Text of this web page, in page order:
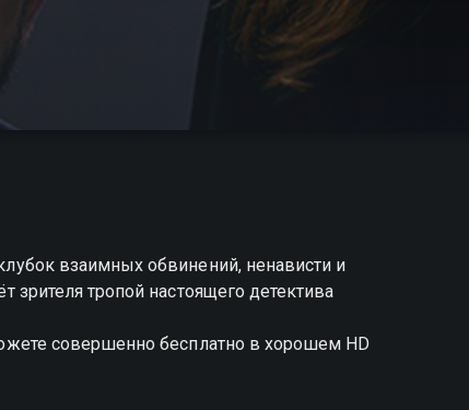
взаимных обвинений, ненависти и
тропой настоящего детектива
совершенно бесплатно в хорошем HD